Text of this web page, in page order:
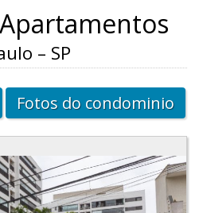
Apartamentos
– SP
Fotos do condominio